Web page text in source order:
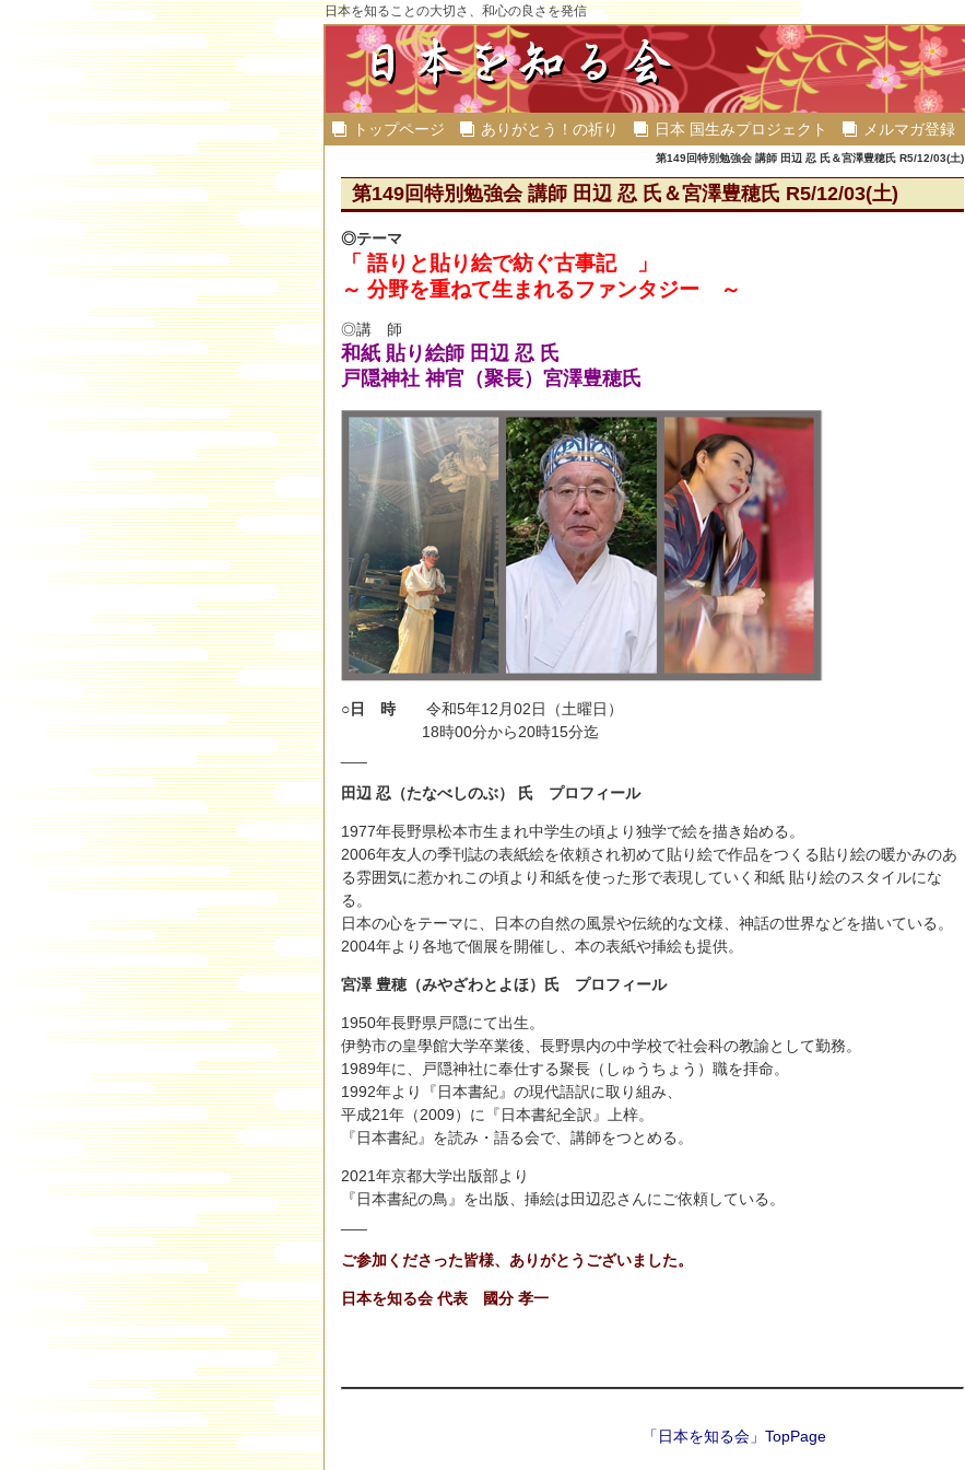
日本を知ることの大切さ、和心の良さを発信
トップページ ありがとう！の祈り 日本 国生みプロジェクト メルマガ登録
第149回特別勉強会 講師 田辺 忍 氏＆宮澤豊穂氏 R5/12/03(土)
第149回特別勉強会 講師 田辺 忍 氏＆宮澤豊穂氏 R5/12/03(土)
◎テーマ
「 語りと貼り絵で紡ぐ古事記 」
～ 分野を重ねて生まれるファンタジー ～
◎講 師
和紙 貼り絵師 田辺 忍 氏
戸隠神社 神官（聚長）宮澤豊穂氏
○日 時 令和5年12月02日（土曜日）
18時00分から20時15分迄
田辺 忍（たなべしのぶ） 氏 プロフィール
1977年長野県松本市生まれ中学生の頃より独学で絵を描き始める。
2006年友人の季刊誌の表紙絵を依頼され初めて貼り絵で作品をつくる貼り絵の暖かみのあ
る雰囲気に惹かれこの頃より和紙を使った形で表現していく和紙 貼り絵のスタイルにな
る。
日本の心をテーマに、日本の自然の風景や伝統的な文様、神話の世界などを描いている。
2004年より各地で個展を開催し、本の表紙や挿絵も提供。
宮澤 豊穂（みやざわとよほ）氏 プロフィール
1950年長野県戸隠にて出生。
伊勢市の皇學館大学卒業後、長野県内の中学校で社会科の教諭として勤務。
1989年に、戸隠神社に奉仕する聚長（しゅうちょう）職を拝命。
1992年より『日本書紀』の現代語訳に取り組み、
平成21年（2009）に『日本書紀全訳』上梓。
『日本書紀』を読み・語る会で、講師をつとめる。
2021年京都大学出版部より
『日本書紀の鳥』を出版、挿絵は田辺忍さんにご依頼している。
ご参加くださった皆様、ありがとうございました。
日本を知る会 代表 國分 孝一
「日本を知る会」TopPage